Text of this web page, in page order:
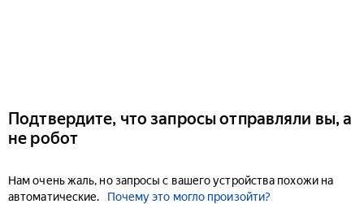
Подтвердите, что запросы отправляли вы, а
не робот
Нам очень жаль, но запросы с вашего устройства похожи на
автоматические.
Почему это могло произойти?